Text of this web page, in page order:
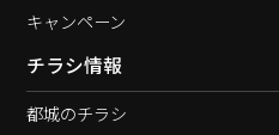
キャンペーン
チラシ情報
都城のチラシ